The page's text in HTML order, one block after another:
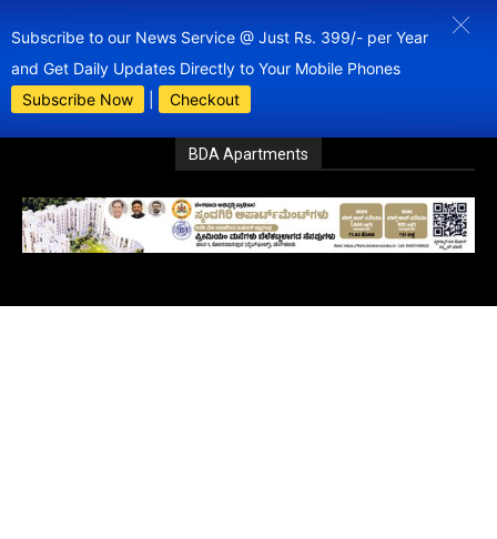
Subscribe to our News Service @ Just Rs. 399/- per Year
and Get Daily Updates Directly to Your Mobile Phones
Subscribe Now
Checkout
BDA Apartments